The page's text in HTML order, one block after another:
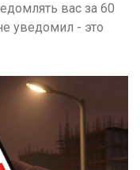
вас за 60
уведомил - это